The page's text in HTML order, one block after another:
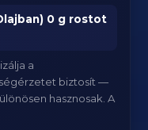
0 g rostot
a
biztosít —
hasznosak. A